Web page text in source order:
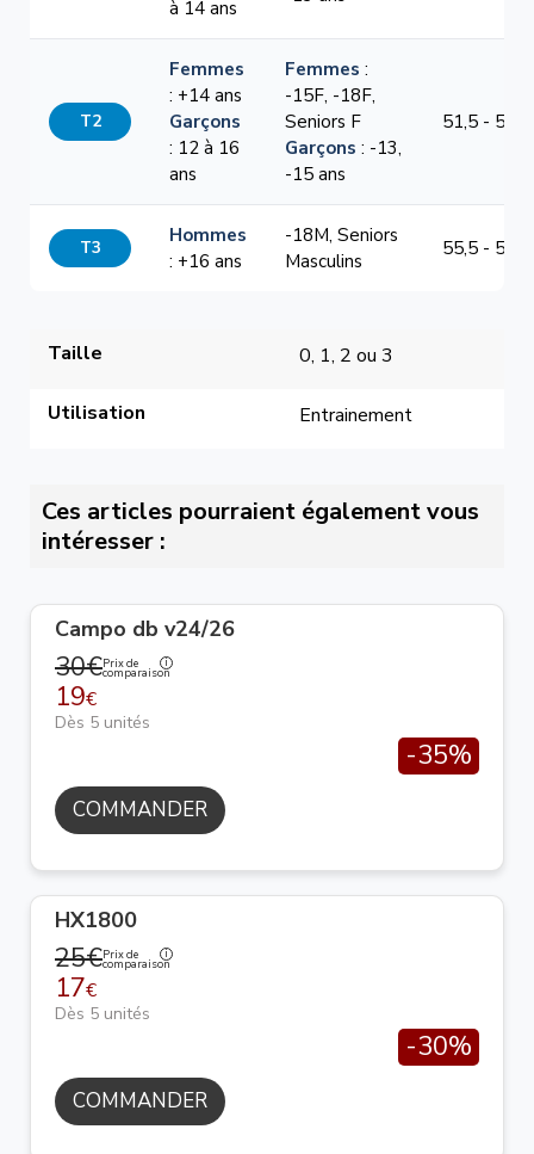
à 14 ans
T2
Femmes
: +14 ans
Garçons
: 12 à 16
ans
Femmes :
-15F, -18F,
Seniors F
Garçons : -13,
-15 ans
51,5 -
T3
Hommes
: +16 ans
-18M, Seniors
Masculins
55,5 -
Taille 0, 1, 2 ou 3
Utilisation Entrainement
Ces articles pourraient également vous
intéresser :
Campo db v24/26
30€Prix de
comparaison
19€
Dès 5 unités
-35%
COMMANDER
HX1800
25€Prix de
comparaison
17€
Dès 5 unités
-30%
COMMANDER